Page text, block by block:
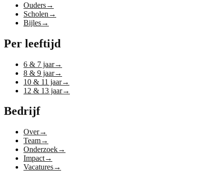
Ouders→
Scholen →
Bijles→
Per leeftijd
6 & 7 jaar→
8 & 9 jaar→
10 & 11 jaar→
12 & 13 jaar→
Bedrijf
Over→
Team→
Onderzoek→
Impact→
Vacatures→